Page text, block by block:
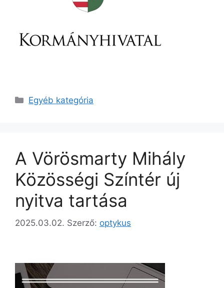
Egyéb kategória
A Vörösmarty Mihály
Közösségi Színtér új
nyitva tartása
2025.03.02. Szerző: optykus